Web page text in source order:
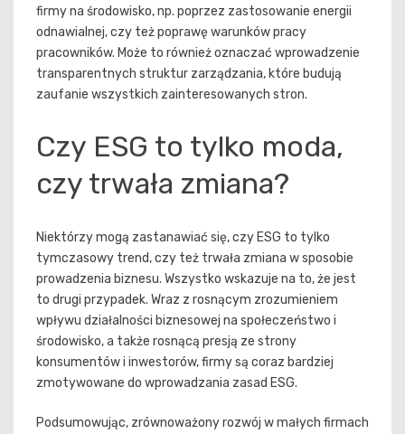
firmy na środowisko, np. poprzez zastosowanie energii
odnawialnej, czy też poprawę warunków pracy
pracowników. Może to również oznaczać wprowadzenie
transparentnych struktur zarządzania, które budują
zaufanie wszystkich zainteresowanych stron.
Czy ESG to tylko moda,
czy trwała zmiana?
Niektórzy mogą zastanawiać się, czy ESG to tylko
tymczasowy trend, czy też trwała zmiana w sposobie
prowadzenia biznesu. Wszystko wskazuje na to, że jest
to drugi przypadek. Wraz z rosnącym zrozumieniem
wpływu działalności biznesowej na społeczeństwo i
środowisko, a także rosnącą presją ze strony
konsumentów i inwestorów, firmy są coraz bardziej
zmotywowane do wprowadzania zasad ESG.
Podsumowując, zrównoważony rozwój w małych firmach